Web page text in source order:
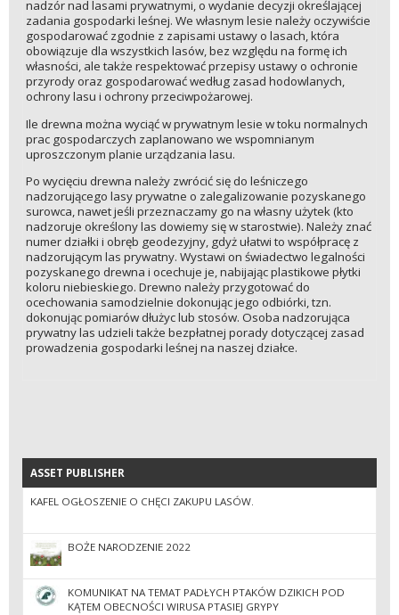
nadzór nad lasami prywatnymi, o wydanie decyzji określającej
zadania gospodarki leśnej. We własnym lesie należy oczywiście
gospodarować zgodnie z zapisami ustawy o lasach, która
obowiązuje dla wszystkich lasów, bez względu na formę ich
własności, ale także respektować przepisy ustawy o ochronie
przyrody oraz gospodarować według zasad hodowlanych,
ochrony lasu i ochrony przeciwpożarowej.
Ile drewna można wyciąć w prywatnym lesie w toku normalnych
prac gospodarczych zaplanowano we wspomnianym
uproszczonym planie urządzania lasu.
Po wycięciu drewna należy zwrócić się do leśniczego
nadzorującego lasy prywatne o zalegalizowanie pozyskanego
surowca, nawet jeśli przeznaczamy go na własny użytek (kto
nadzoruje określony las dowiemy się w starostwie). Należy znać
numer działki i obręb geodezyjny, gdyż ułatwi to współpracę z
nadzorującym las prywatny. Wystawi on świadectwo legalności
pozyskanego drewna i ocechuje je, nabijając plastikowe płytki
koloru niebieskiego. Drewno należy przygotować do
ocechowania samodzielnie dokonując jego odbiórki, tzn.
dokonując pomiarów dłużyc lub stosów. Osoba nadzorująca
prywatny las udzieli także bezpłatnej porady dotyczącej zasad
prowadzenia gospodarki leśnej na naszej działce.
ASSET PUBLISHER
ASSET PUBLISHER
KAFEL OGŁOSZENIE O CHĘCI ZAKUPU LASÓW.
BOŻE NARODZENIE 2022
KOMUNIKAT NA TEMAT PADŁYCH PTAKÓW DZIKICH POD
KĄTEM OBECNOŚCI WIRUSA PTASIEJ GRYPY